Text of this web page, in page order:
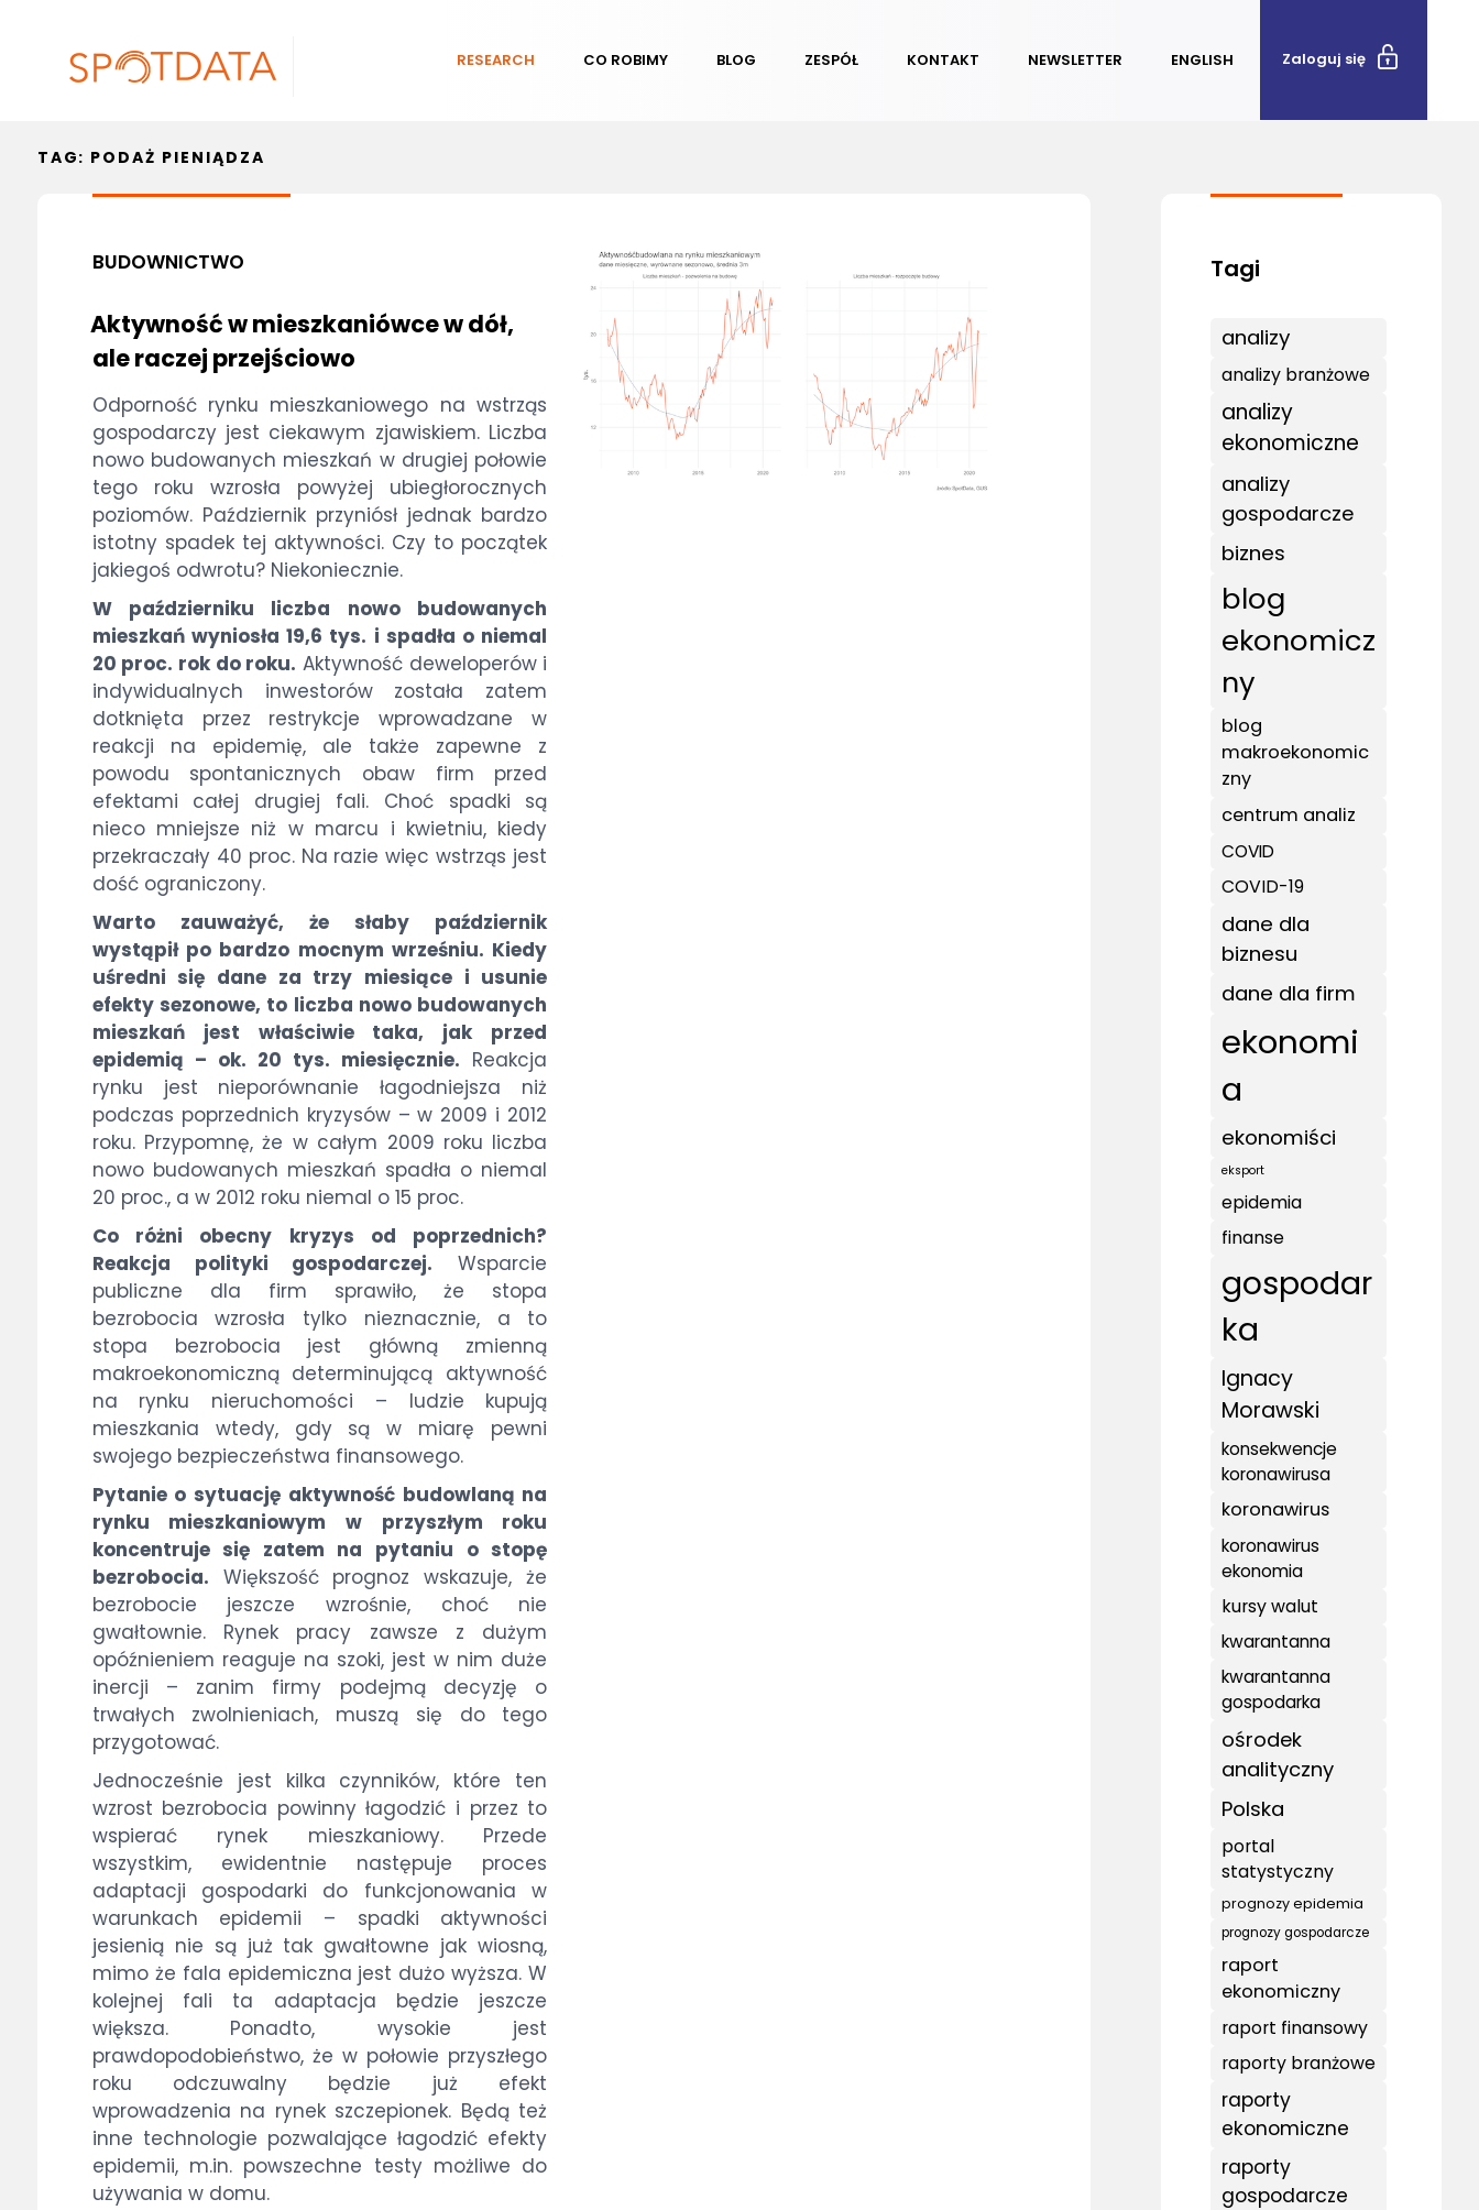
RESEARCH CO ROBIMY BLOG ZESPÓŁ KONTAKT NEWSLETTER ENGLISH Zaloguj się
TAG: PODAŻ PIENIĄDZA
BUDOWNICTWO
Aktywność w mieszkaniówce w dół,
ale raczej przejściowo
Odporność rynku mieszkaniowego na wstrząs
gospodarczy jest ciekawym zjawiskiem. Liczba
nowo budowanych mieszkań w drugiej połowie
tego roku wzrosła powyżej ubiegłorocznych
poziomów. Październik przyniósł jednak bardzo
istotny spadek tej aktywności. Czy to początek
jakiegoś odwrotu? Niekoniecznie.
W październiku liczba nowo budowanych
mieszkań wyniosła 19,6 tys. i spadła o niemal
20 proc. rok do roku. Aktywność deweloperów i
indywidualnych inwestorów została zatem
dotknięta przez restrykcje wprowadzane w
reakcji na epidemię, ale także zapewne z
powodu spontanicznych obaw firm przed
efektami całej drugiej fali. Choć spadki są
nieco mniejsze niż w marcu i kwietniu, kiedy
przekraczały 40 proc. Na razie więc wstrząs jest
dość ograniczony.
Warto zauważyć, że słaby październik
wystąpił po bardzo mocnym wrześniu. Kiedy
uśredni się dane za trzy miesiące i usunie
efekty sezonowe, to liczba nowo budowanych
mieszkań jest właściwie taka, jak przed
epidemią – ok. 20 tys. miesięcznie. Reakcja
rynku jest nieporównanie łagodniejsza niż
podczas poprzednich kryzysów – w 2009 i 2012
roku. Przypomnę, że w całym 2009 roku liczba
nowo budowanych mieszkań spadła o niemal
20 proc., a w 2012 roku niemal o 15 proc.
Co różni obecny kryzys od poprzednich?
Reakcja polityki gospodarczej. Wsparcie
publiczne dla firm sprawiło, że stopa
bezrobocia wzrosła tylko nieznacznie, a to
stopa bezrobocia jest główną zmienną
makroekonomiczną determinującą aktywność
na rynku nieruchomości – ludzie kupują
mieszkania wtedy, gdy są w miarę pewni
swojego bezpieczeństwa finansowego.
Pytanie o sytuację aktywność budowlaną na
rynku mieszkaniowym w przyszłym roku
koncentruje się zatem na pytaniu o stopę
bezrobocia. Większość prognoz wskazuje, że
bezrobocie jeszcze wzrośnie, choć nie
gwałtownie. Rynek pracy zawsze z dużym
opóźnieniem reaguje na szoki, jest w nim duże
inercji – zanim firmy podejmą decyzję o
trwałych zwolnieniach, muszą się do tego
przygotować.
Jednocześnie jest kilka czynników, które ten
wzrost bezrobocia powinny łagodzić i przez to
wspierać rynek mieszkaniowy. Przede
wszystkim, ewidentnie następuje proces
adaptacji gospodarki do funkcjonowania w
warunkach epidemii – spadki aktywności
jesienią nie są już tak gwałtowne jak wiosną,
mimo że fala epidemiczna jest dużo wyższa. W
kolejnej fali ta adaptacja będzie jeszcze
większa. Ponadto, wysokie jest
prawdopodobieństwo, że w połowie przyszłego
roku odczuwalny będzie już efekt
wprowadzenia na rynek szczepionek. Będą też
inne technologie pozwalające łagodzić efekty
epidemii, m.in. powszechne testy możliwe do
używania w domu.
analizy
analizy branżowe
analizy
ekonomiczne
analizy
gospodarcze
biznes
blog
ekonomicz
ny
blog
makroekonomic
zny
centrum analiz
COVID
COVID-19
dane dla
biznesu
dane dla firm
ekonomi
a
ekonomiści
eksport
epidemia
finanse
gospodar
ka
Ignacy
Morawski
konsekwencje
koronawirusa
koronawirus
koronawirus
ekonomia
kursy walut
kwarantanna
kwarantanna
gospodarka
ośrodek
analityczny
Polska
portal
statystyczny
prognozy epidemia
prognozy gospodarcze
raport
ekonomiczny
raport finansowy
raporty branżowe
raporty
ekonomiczne
raporty
gospodarcze